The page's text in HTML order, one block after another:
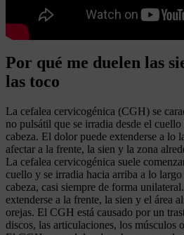
Por qué me duelen las
las toco
La cefalea cervicogénica (CGH) se
no pulsátil que se irradia desde el
cabeza. El dolor puede extenderse a lo
afectar a la frente, la sien y la zona
La cefalea cervicogénica suele
cuello y se irradia hacia arriba a lo
cabeza, casi siempre de forma
extenderse a la frente, la sien y el área
orejas. El CGH está causado por un
discos, las articulaciones, los músculos